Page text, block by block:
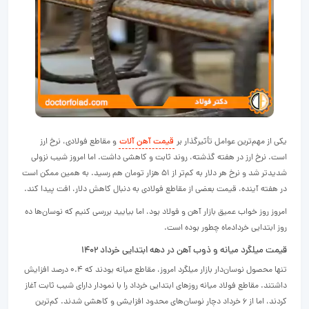
یکی از مهم‌ترین عوامل تأثیرگذار بر قیمت آهن‌ آلات و مقاطع فولادی، نرخ ارز
است. نرخ ارز در هفته گذشته، روند ثابت و کاهشی داشت. اما امروز شیب نزولی
شدیدتر شد و نرخ هر دلار به کم‌تر از ۵۱ هزار تومان هم رسید. به همین ممکن است
در هفته آینده، قیمت بعضی از مقاطع فولادی به دنبال کاهش دلار، افت پیدا کند.
امروز روز خواب عمیق بازار آهن و فولاد بود، اما بیایید بررسی کنیم که نوسان‌ها ده
روز ابتدایی خردادماه چطور بوده است.
قیمت میلگرد میانه و ذوب آهن در دهه ابتدایی خرداد ۱۴۰۲
تنها محصول نوسان‌دار بازار میلگرد امروز، مقاطع میانه بودند که ۰.۴ درصد افزایش
داشتند. مقاطع فولاد میانه روزهای ابتدایی خرداد را با نمودار دارای شیب ثابت آغاز
کردند، اما از ۶ خرداد دچار نوسان‌های محدود افزایشی و کاهشی شدند. کم‌ترین